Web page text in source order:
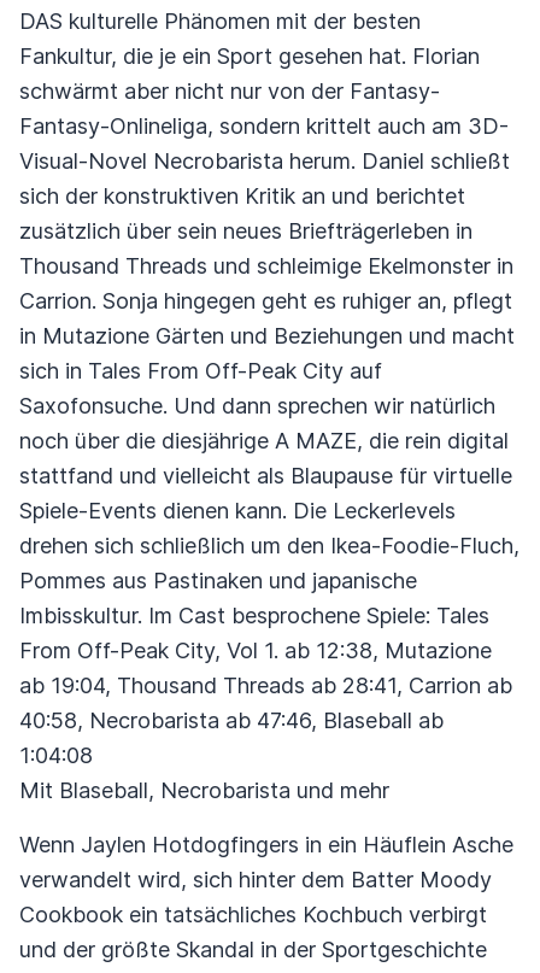
DAS kulturelle Phänomen mit der besten
Fankultur, die je ein Sport gesehen hat. Florian
schwärmt aber nicht nur von der Fantasy-
Fantasy-Onlineliga, sondern krittelt auch am 3D-
Visual-Novel Necrobarista herum. Daniel schließt
sich der konstruktiven Kritik an und berichtet
zusätzlich über sein neues Briefträgerleben in
Thousand Threads und schleimige Ekelmonster in
Carrion. Sonja hingegen geht es ruhiger an, pflegt
in Mutazione Gärten und Beziehungen und macht
sich in Tales From Off-Peak City auf
Saxofonsuche. Und dann sprechen wir natürlich
noch über die diesjährige A MAZE, die rein digital
stattfand und vielleicht als Blaupause für virtuelle
Spiele-Events dienen kann. Die Leckerlevels
drehen sich schließlich um den Ikea-Foodie-Fluch,
Pommes aus Pastinaken und japanische
Imbisskultur. Im Cast besprochene Spiele: Tales
From Off-Peak City, Vol 1. ab 12:38, Mutazione
ab 19:04, Thousand Threads ab 28:41, Carrion ab
40:58, Necrobarista ab 47:46, Blaseball ab
1:04:08
Mit Blaseball, Necrobarista und mehr
Wenn Jaylen Hotdogfingers in ein Häuflein Asche
verwandelt wird, sich hinter dem Batter Moody
Cookbook ein tatsächliches Kochbuch verbirgt
und der größte Skandal in der Sportgeschichte